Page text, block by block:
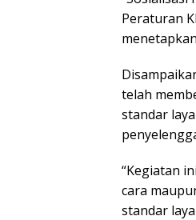
Peraturan
telah
standar
“Kegiatan
cara
standar